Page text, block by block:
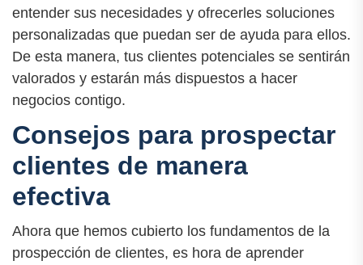
entender sus necesidades y ofrecerles soluciones
personalizadas que puedan ser de ayuda para ellos.
De esta manera, tus clientes potenciales se sentirán
valorados y estarán más dispuestos a hacer
negocios contigo.
Consejos para prospectar
clientes de manera
efectiva
Ahora que hemos cubierto los fundamentos de la
prospección de clientes, es hora de aprender